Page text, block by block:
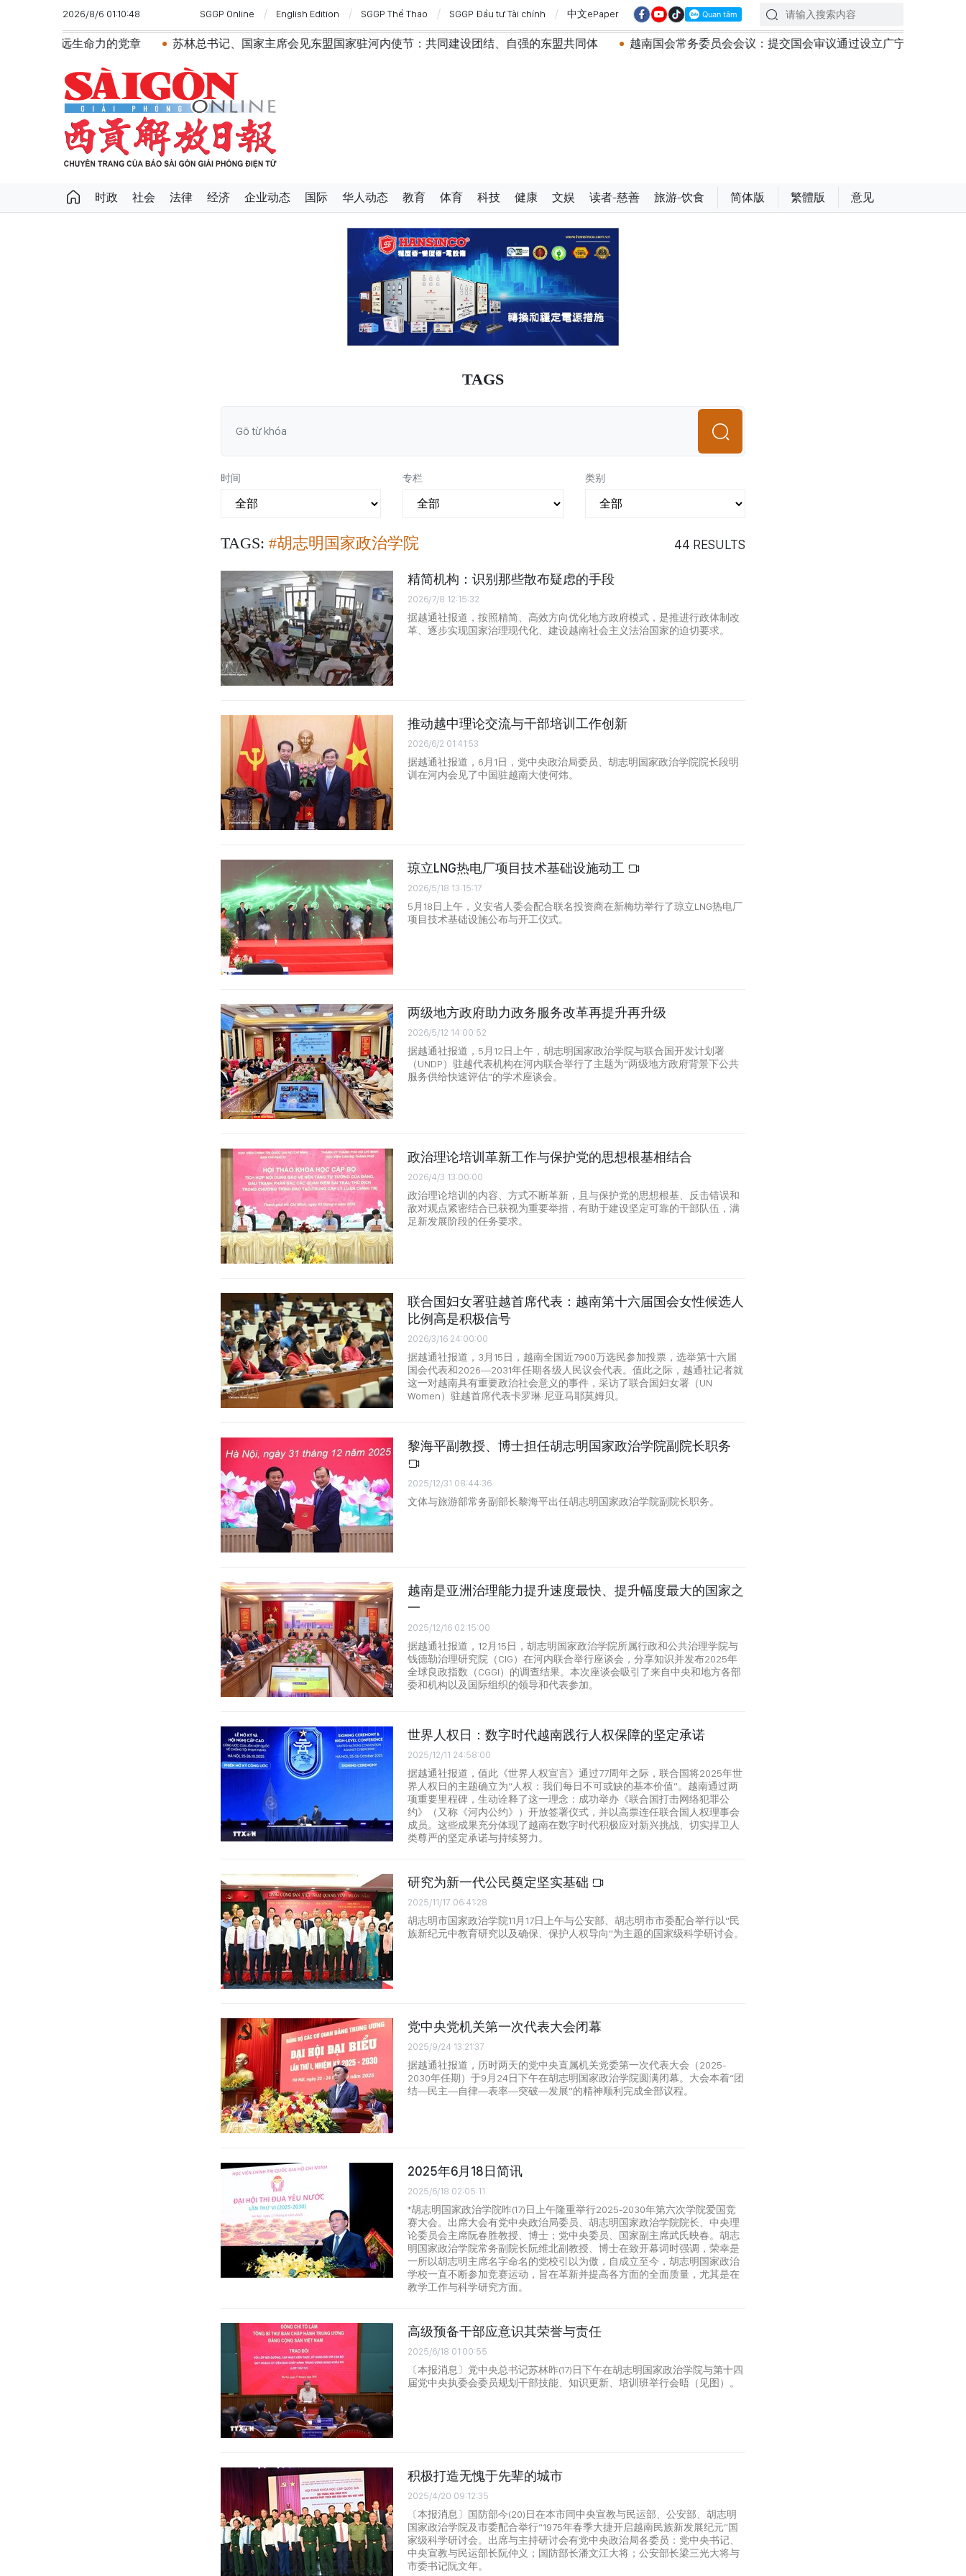
2026/8/6 01:10:48 SGGP Online English Edition SGGP Thể Thao SGGP Đầu tư Tài chính 中文ePaper
苏林总书记、国家主席会见东盟国家驻河内使节：共同建设团结、自强的东盟共同体 越南国会常务委员会会议：提交国会审议通过设立广宁市和北宁市《决议》
时政 社会 法律 经济 企业动态 国际 华人动态 教育 体育 科技 健康 文娱 读者-慈善 旅游-饮食 简体版 繁體版 意见
TAGS
时间 专栏 类别
TAGS: #胡志明国家政治学院 44 RESULTS
精简机构：识别那些散布疑虑的手段
2026/7/8 12:15:32
据越通社报道，按照精简、高效方向优化地方政府模式，是推进行政体制改
革、逐步实现国家治理现代化、建设越南社会主义法治国家的迫切要求。
推动越中理论交流与干部培训工作创新
2026/6/2 01:41:53
据越通社报道，6月1日，党中央政治局委员、胡志明国家政治学院院长段明
训在河内会见了中国驻越南大使何炜。
琼立LNG热电厂项目技术基础设施动工
2026/5/18 13:15:17
5月18日上午，义安省人委会配合联名投资商在新梅坊举行了琼立LNG热电厂
项目技术基础设施公布与开工仪式。
两级地方政府助力政务服务改革再提升再升级
2026/5/12 14:00:52
据越通社报道，5月12日上午，胡志明国家政治学院与联合国开发计划署
（UNDP）驻越代表机构在河内联合举行了主题为“两级地方政府背景下公共
服务供给快速评估”的学术座谈会。
政治理论培训革新工作与保护党的思想根基相结合
2026/4/3 13:00:00
政治理论培训的内容、方式不断革新，且与保护党的思想根基、反击错误和
敌对观点紧密结合已获视为重要举措，有助于建设坚定可靠的干部队伍，满
足新发展阶段的任务要求。
联合国妇女署驻越首席代表：越南第十六届国会女性候选人
比例高是积极信号
2026/3/16 24:00:00
据越通社报道，3月15日，越南全国近7900万选民参加投票，选举第十六届
国会代表和2026—2031年任期各级人民议会代表。值此之际，越通社记者就
这一对越南具有重要政治社会意义的事件，采访了联合国妇女署（UN
Women）驻越首席代表卡罗琳·尼亚马耶莫姆贝。
黎海平副教授、博士担任胡志明国家政治学院副院长职务
2025/12/31 08:44:36
文体与旅游部常务副部长黎海平出任胡志明国家政治学院副院长职务。
越南是亚洲治理能力提升速度最快、提升幅度最大的国家之
一
2025/12/16 02:15:00
据越通社报道，12月15日，胡志明国家政治学院所属行政和公共治理学院与
钱德勒治理研究院（CIG）在河内联合举行座谈会，分享知识并发布2025年
全球良政指数（CGGI）的调查结果。本次座谈会吸引了来自中央和地方各部
委和机构以及国际组织的领导和代表参加。
世界人权日：数字时代越南践行人权保障的坚定承诺
2025/12/11 24:58:00
据越通社报道，值此《世界人权宣言》通过77周年之际，联合国将2025年世
界人权日的主题确立为“人权：我们每日不可或缺的基本价值”。越南通过两
项重要里程碑，生动诠释了这一理念：成功举办《联合国打击网络犯罪公
约》（又称《河内公约》）开放签署仪式，并以高票连任联合国人权理事会
成员。这些成果充分体现了越南在数字时代积极应对新兴挑战、切实捍卫人
类尊严的坚定承诺与持续努力。
研究为新一代公民奠定坚实基础
2025/11/17 06:41:28
胡志明市国家政治学院11月17日上午与公安部、胡志明市市委配合举行以“民
族新纪元中教育研究以及确保、保护人权导向”为主题的国家级科学研讨会。
党中央党机关第一次代表大会闭幕
2025/9/24 13:21:37
据越通社报道，历时两天的党中央直属机关党委第一次代表大会（2025-
2030年任期）于9月24日下午在胡志明国家政治学院圆满闭幕。大会本着“团
结—民主—自律—表率—突破—发展”的精神顺利完成全部议程。
2025年6月18日简讯
2025/6/18 02:05:11
*胡志明国家政治学院昨(17)日上午隆重举行2025-2030年第六次学院爱国竞
赛大会。出席大会有党中央政治局委员、胡志明国家政治学院院长、中央理
论委员会主席阮春胜教授、博士；党中央委员、国家副主席武氏映春。胡志
明国家政治学院常务副院长阮维北副教授、博士在致开幕词时强调，荣幸是
一所以胡志明主席名字命名的党校引以为傲，自成立至今，胡志明国家政治
学校一直不断参加竞赛运动，旨在革新并提高各方面的全面质量，尤其是在
教学工作与科学研究方面。
高级预备干部应意识其荣誉与责任
2025/6/18 01:00:55
〔本报消息〕党中央总书记苏林昨(17)日下午在胡志明国家政治学院与第十四
届党中央执委会委员规划干部技能、知识更新、培训班举行会晤（见图）。
积极打造无愧于先辈的城市
2025/4/20 09:12:35
〔本报消息〕国防部今(20)日在本市同中央宣教与民运部、公安部、胡志明
国家政治学院及市委配合举行“1975年春季大捷开启越南民族新发展纪元”国
家级科学研讨会。出席与主持研讨会有党中央政治局各委员：党中央书记、
中央宣教与民运部长阮仲义；国防部长潘文江大将；公安部长梁三光大将与
市委书记阮文年。